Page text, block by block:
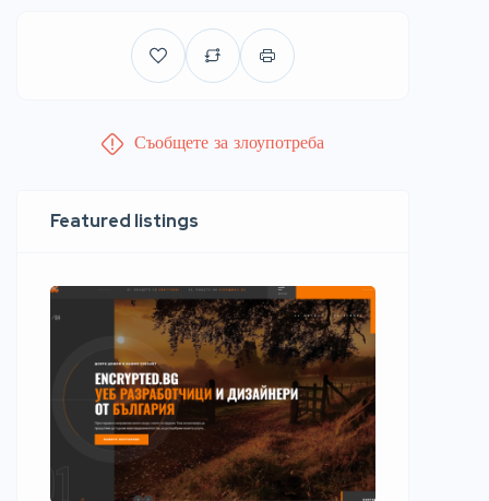
Съобщете за злоупотреба
Featured listings